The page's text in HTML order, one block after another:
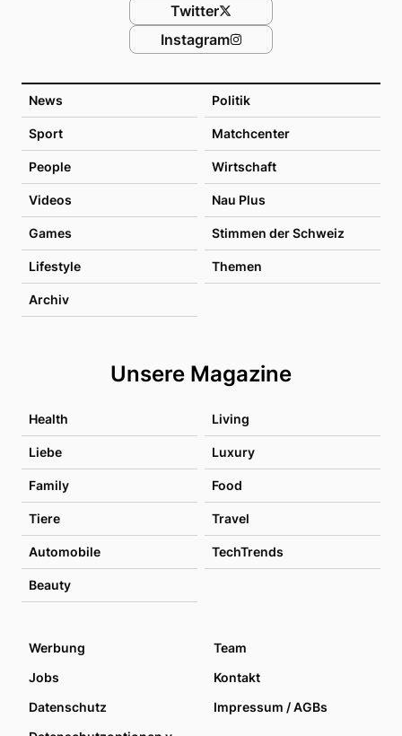
News Politik
Sport Matchcenter
People Wirtschaft
Videos Nau Plus
Games Stimmen der Schweiz
Lifestyle Themen
Archiv
Unsere Magazine
Health Living
Liebe Luxury
Family Food
Tiere Travel
Automobile TechTrends
Beauty
Twitter
Instagram
Werbung
Team
Jobs
Kontakt
Datenschutz
Impressum / AGBs